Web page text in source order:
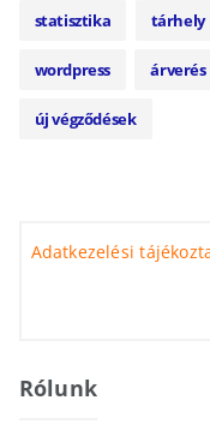
statisztika tárhely
wordpress árverés
új végződések
Adatkezelési
Rólunk